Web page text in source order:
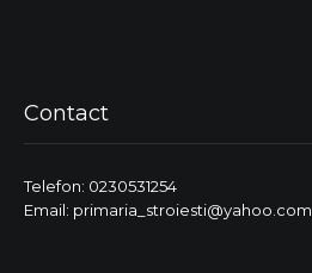
Contact
Telefon: 0230531254
Email: primaria_stroiesti@yahoo.com